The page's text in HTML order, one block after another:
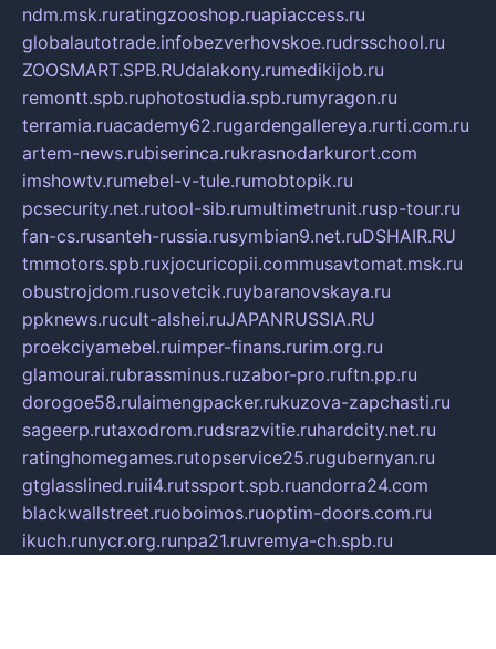
ndm.msk.ruratingzooshop.ruapiaccess.ru
globalautotrade.infobezverhovskoe.rudrsschool.ru
ZOOSMART.SPB.RUdalakony.rumedikijob.ru
remontt.spb.ruphotostudia.spb.rumyragon.ru
terramia.ruacademy62.rugardengallereya.rurti.com.ru
artem-news.rubiserinca.rukrasnodarkurort.com
imshowtv.rumebel-v-tule.rumobtopik.ru
pcsecurity.net.rutool-sib.rumultimetrunit.rusp-tour.ru
fan-cs.rusanteh-russia.rusymbian9.net.ruDSHAIR.RU
tmmotors.spb.ruxjocuricopii.commusavtomat.msk.ru
obustrojdom.rusovetcik.ruybaranovskaya.ru
ppknews.rucult-alshei.ruJAPANRUSSIA.RU
proekciyamebel.ruimper-finans.rurim.org.ru
glamourai.rubrassminus.ruzabor-pro.ruftn.pp.ru
dorogoe58.rulaimengpacker.rukuzova-zapchasti.ru
sageerp.rutaxodrom.rudsrazvitie.ruhardcity.net.ru
ratinghomegames.rutopservice25.rugubernyan.ru
gtglasslined.ruii4.rutssport.spb.ruandorra24.com
blackwallstreet.ruoboimos.ruoptim-doors.com.ru
ikuch.runycr.org.runpa21.ruvremya-ch.spb.ru